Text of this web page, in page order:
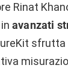
Rinat
avanzati